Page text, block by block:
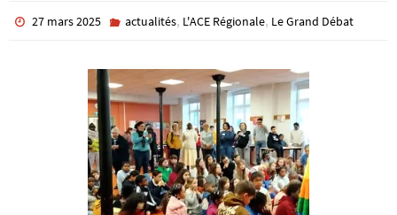
27 mars 2025 actualités, L'ACE Régionale, Le Grand Débat